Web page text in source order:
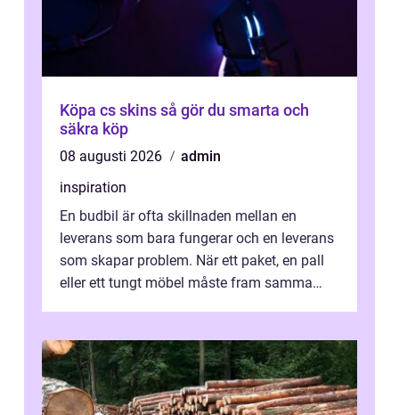
Köpa cs skins så gör du smarta och
säkra köp
08 augusti 2026
admin
inspiration
En budbil är ofta skillnaden mellan en
leverans som bara fungerar och en leverans
som skapar problem. När ett paket, en pall
eller ett tungt möbel måste fram samma